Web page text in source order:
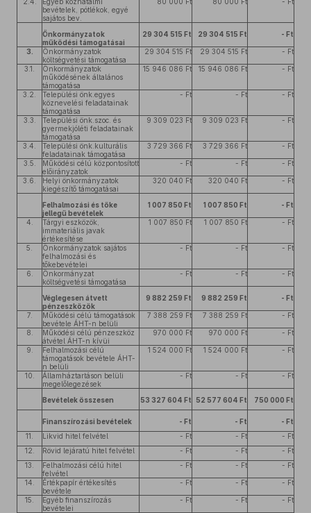
bevételek, pótlékok, egyé
sajátos bev.
Önkormányzatok
működési támogatásai
29 304 515 Ft 29 304 515 Ft - Ft
3.
Önkormányzatok
költségvetési támogatása
29 304 515 Ft 29 304 515 Ft - Ft
3.1.
Önkormányzatok
működésének általános
támogatása
15 946 086 Ft 15 946 086 Ft - Ft
3.2.
Települési önk.egyes
köznevelési feladatainak
támogatása
- Ft - Ft - Ft
3.3.
Települési önk.szoc. és
gyermekjóléti feladatainak
támogatása
9 309 023 Ft 9 309 023 Ft - Ft
3.4.
Települési önk.kulturális
feladatainak támogatása
3 729 366 Ft 3 729 366 Ft - Ft
3.5.
Működési célú központosított
előirányzatok
- Ft - Ft - Ft
3.6.
Helyi önkormányzatok
kiegészítő támogatásai
320 040 Ft 320 040 Ft - Ft
Felhalmozási és tőke
jellegű bevételek
1 007 850 Ft 1 007 850 Ft - Ft
4.
Tárgyi eszközök,
immateriális javak
értékesítése
1 007 850 Ft 1 007 850 Ft - Ft
5.
Önkormányzatok sajátos
felhalmozási és
tőkebevételei
- Ft - Ft - Ft
6.
Önkormányzat
költségvetési támogatása
- Ft - Ft - Ft
Véglegesen átvett
pénzeszközök
9 882 259 Ft 9 882 259 Ft - Ft
7.
Működési célú támogatások
bevétele ÁHT-n belüli
7 388 259 Ft 7 388 259 Ft - Ft
8.
Működési célú pénzeszköz
átvétel ÁHT-n kívüi
970 000 Ft 970 000 Ft - Ft
9.
Felhalmozási célú
támogatások bevétele ÁHT-
n belüli
1 524 000 Ft 1 524 000 Ft - Ft
10.
Államháztartáson belüli
megelőlegezések
- Ft - Ft - Ft
Bevételek összesen 53 327 604 Ft 52 577 604 Ft 750 000 Ft
Finanszírozási bevételek - Ft - Ft
- Ft
11.
Likvid hitel felvétel - Ft - Ft
- Ft
12.
Rövid lejáratú hitel felvétel - Ft - Ft
- Ft
13.
Felhalmozási célú hitel
felvétel
- Ft - Ft - Ft
14.
Értékpapír értékesítés
bevétele
- Ft - Ft - Ft
15.
Egyéb finanszírozás
bevételei
- Ft - Ft - Ft